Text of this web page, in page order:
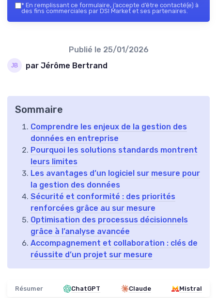
* En remplissant ce formulaire, j’accepte d’être contacté(e) à
des fins commerciales par DSI Market et ses partenaires.
Publié le 25/01/2026
par Jérôme Bertrand
Sommaire
Comprendre les enjeux de la gestion des
données en entreprise
Pourquoi les solutions standards montrent
leurs limites
Les avantages d’un logiciel sur mesure pour
la gestion des données
Sécurité et conformité : des priorités
renforcées grâce au sur mesure
Optimisation des processus décisionnels
grâce à l’analyse avancée
Accompagnement et collaboration : clés de
réussite d’un projet sur mesure
Résumer ChatGPT Claude Mistral